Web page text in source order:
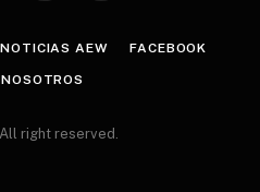
NOTICIAS AEW FACEBOOK
right reserved.